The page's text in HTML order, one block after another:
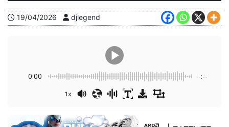
19/04/2026 djlegend
0:00 -:--
1x